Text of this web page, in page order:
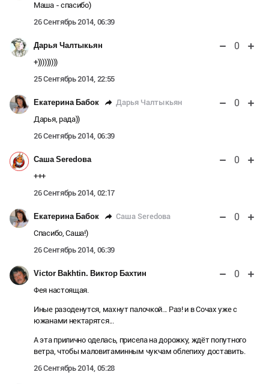
Маша - спасибо)
26 Сентябрь 2014, 06:39
Дарья Чалтыкьян 0
+)))))))))
25 Сентябрь 2014, 22:55
Екатерина Бабок Дарья Чалтыкьян 0
Дарья, рада))
26 Сентябрь 2014, 06:39
Саша Seredова 0
+++
26 Сентябрь 2014, 02:17
Екатерина Бабок Саша Seredова 0
Спасибо, Саша!)
26 Сентябрь 2014, 06:39
Victor Bakhtin. Виктор Бахтин 0
Фея настоящая.
Иные разоденутся, махнут палочкой... Раз! и в Сочах уже с
южанами нектарятся...
А эта прилично оделась, присела на дорожку, ждёт попутного
ветра, чтобы маловитаминным чукчам облепиху доставить.
26 Сентябрь 2014, 05:28